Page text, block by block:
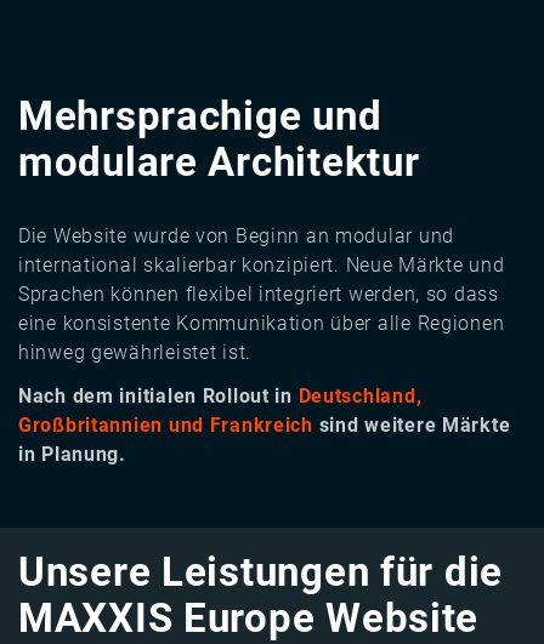
Mehrsprachige und
modulare Architektur
Die Website wurde von Beginn an modular und
international skalierbar konzipiert. Neue Märkte und
Sprachen können flexibel integriert werden, so dass
eine konsistente Kommunikation über alle Regionen
hinweg gewährleistet ist.
Nach dem initialen Rollout in Deutschland,
Großbritannien und Frankreich sind weitere Märkte
in Planung.
Unsere Leistungen für die
MAXXIS Europe Website